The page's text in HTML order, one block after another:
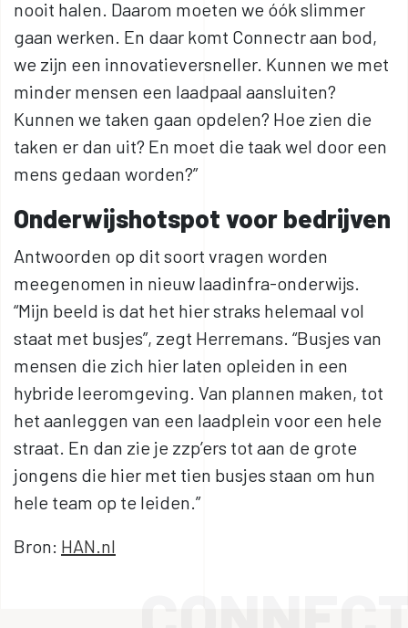
nooit halen. Daarom moeten we óók slimmer
gaan werken. En daar komt Connectr aan bod,
we zijn een innovatieversneller. Kunnen we met
minder mensen een laadpaal aansluiten?
Kunnen we taken gaan opdelen? Hoe zien die
taken er dan uit? En moet die taak wel door een
mens gedaan worden?”
Onderwijshotspot voor bedrijven
Antwoorden op dit soort vragen worden
meegenomen in nieuw laadinfra-onderwijs.
“Mijn beeld is dat het hier straks helemaal vol
staat met busjes”, zegt Herremans. “Busjes van
mensen die zich hier laten opleiden in een
hybride leeromgeving. Van plannen maken, tot
het aanleggen van een laadplein voor een hele
straat. En dan zie je zzp’ers tot aan de grote
jongens die hier met tien busjes staan om hun
hele team op te leiden.”
Bron: HAN.nl